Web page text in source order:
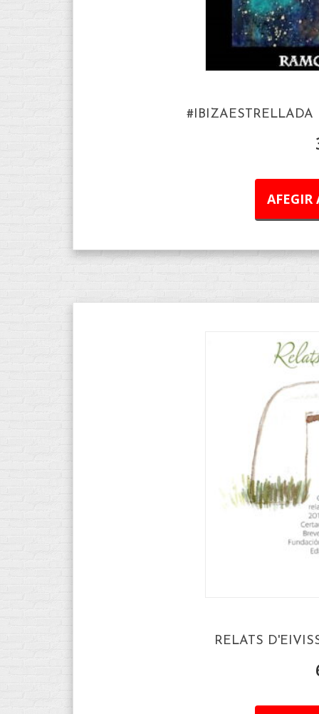
#IBIZAESTRELLADA
AFEGIR
RELATS